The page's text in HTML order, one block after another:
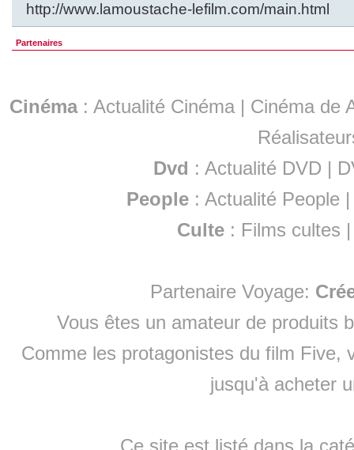
http://www.lamoustache-lefilm.com/main.html
Partenaires
Cinéma: Actualité Cinéma | Cinéma de
Dvd : Actualité DVD |
People :Actualité People
Culte : Films cultes
Partenaire Voyage:
Vous êtes un amateur de produits
Comme les protagonistes du film Five,
jusqu'à acheter
Ce site est listé dans la